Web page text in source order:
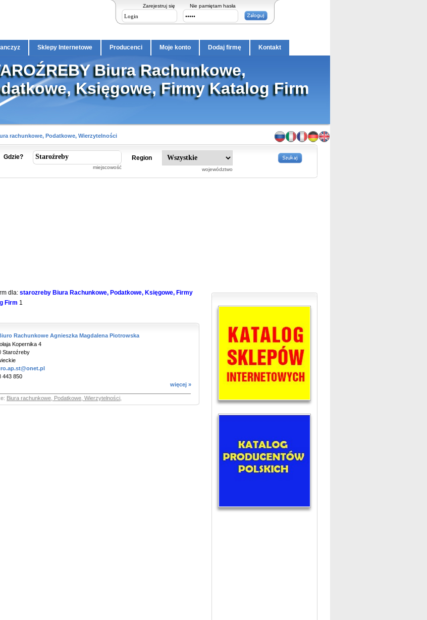
Zarejestruj się Nie pamiętam hasła
Sklepy Internetowe Producenci Moje konto Dodaj firmę Kontakt
Biura Rachunkowe,
Księgowe, Firmy Katalog Firm
rachunkowe, Podatkowe, Wierzytelności
Gdzie?
miejscowość
Region
województwo
dla: starozreby Biura Rachunkowe, Podatkowe, Księgowe, Firmy
Firm 1
Rachunkowe Agnieszka Magdalena Piotrowska
Kopernika 4
Staroźreby
443 850
więcej »
Biura rachunkowe, Podatkowe, Wierzytelności